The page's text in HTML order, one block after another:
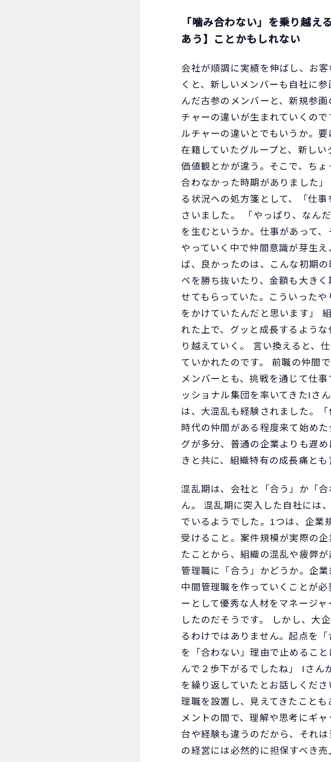
「噛み合わない」を乗り越え
あう】ことかもしれない
会社が順調に実績を伸ばし、お
くと、新しいメンバーも自社に
んだ古参のメンバーと、新規参
チャーの違いが生まれていくの
ルチャーの違いとでもいうか。
在籍していたグループと、新し
価値観とかが違う。そこで、ち
合わなかった時期がありました
る状況への処方箋として、「仕
さいました。 「やっぱり、なん
を生むというか。仕事があって
やっていく中で仲間意識が芽生
ば、良かったのは、こんな初期
ペを勝ち抜いたり、金額も大き
せてもらっていた。こういった
をかけていたんだと思います」
れた上で、グッと成長するよう
り越えていく。 言い換えると、
ていかれたのです。 前職の仲間
メンバーとも、挑戦を通じて仕
ッショナル集団を率いてきたIさ
は、大混乱も経験されました。
時代の仲間がある程度来て始め
グが多分、普通の企業よりも遅
きと共に、組織特有の成長痛とも
混乱期は、会社と「合う」か「
ん。 混乱期に突入した自社には
でいるようでした。1つは、企業
受けること。案件規模が実際の
たことから、組織の混乱や疲弊
管理職に「合う」かどうか。企
中間管理職を作っていくことが
ーとして優秀な人材をマネージ
したのだそうです。 しかし、大
るわけではありません。起点を
を「合わない」理由で止めるこ
んで２歩下がるでしたね」 Iさん
を繰り返していたとお話しくだ
理職を設置し、見えてきたこと
メントの間で、理解や思考にギ
台や経験も違うのだから、それ
の経営には必然的に担保すべき